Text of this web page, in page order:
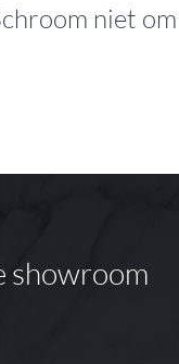
niet om
showroom